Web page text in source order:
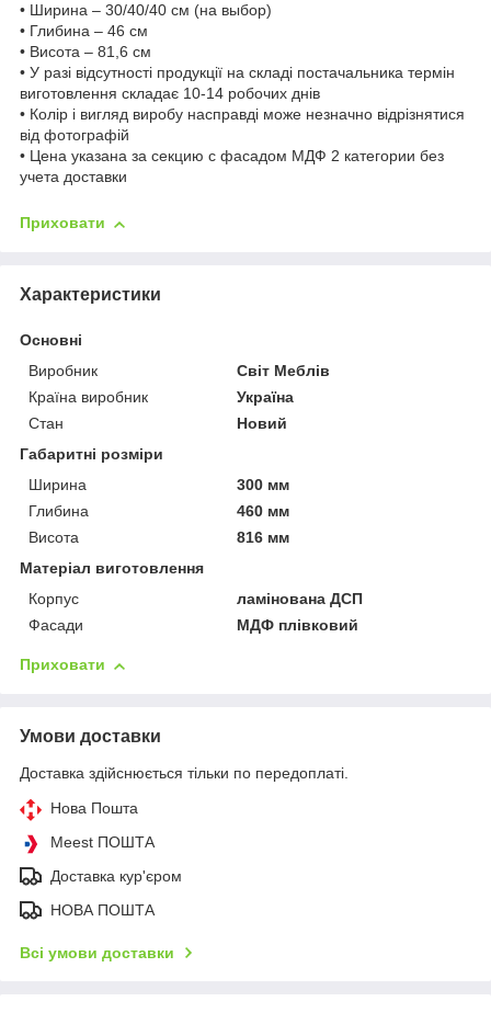
• Ширина – 30/40/40 см (на выбор)
• Глибина – 46 см
• Висота – 81,6 см
• У разі відсутності продукції на складі постачальника термін
виготовлення складає 10-14 робочих днів
• Колір і вигляд виробу насправді може незначно відрізнятися
від фотографій
• Цена указана за секцию с фасадом МДФ 2 категории без
учета доставки
Приховати
Характеристики
Основні
Виробник
Світ Меблів
Країна виробник
Україна
Стан
Новий
Габаритні розміри
Ширина
300 мм
Глибина
460 мм
Висота
816 мм
Матеріал виготовлення
Корпус
ламінована ДСП
Фасади
МДФ плівковий
Приховати
Умови доставки
Доставка здійснюється тільки по передоплаті.
Нова Пошта
Meest ПОШТА
Доставка кур'єром
НОВА ПОШТА
Всі умови доставки